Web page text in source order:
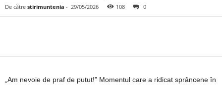
De către stirimuntenia - 29/05/2026 108 0
„Am nevoie de praf de putut!” Momentul care a ridicat sprâncene în